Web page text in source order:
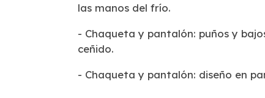
las manos del frío.
- Chaqueta y pantalón: puños y
ceñido.
- Chaqueta y pantalón: diseño en